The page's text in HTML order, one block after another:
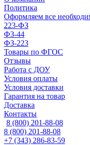
Политика
Оформляем все
223-ФЗ
ФЗ-44
ФЗ-223
Товары по ФГОС
Отзывы
Работа с ДОУ
Условия оплаты
Условия доставки
Гарантия на товар
Доставка
Контакты
8 (800) 201-88-08
8 (800) 201-88-08
+7 (343) 286-83-59